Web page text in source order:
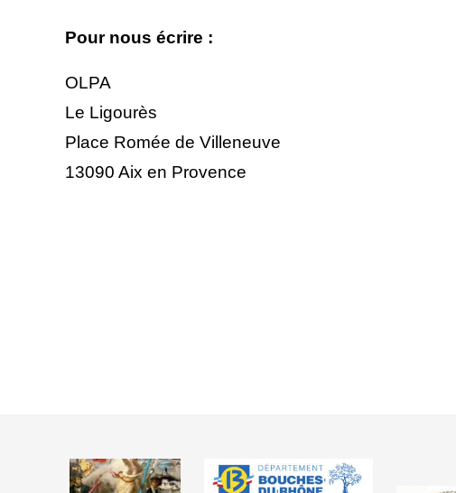
Pour nous écrire :
OLPA
Le Ligourès
Place Romée de Villeneuve
13090 Aix en Provence